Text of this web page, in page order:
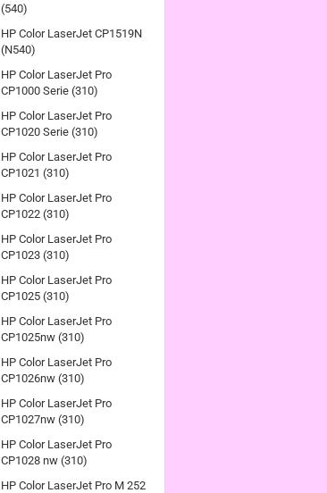
(540)
HP Color LaserJet CP1519N
(N540)
HP Color LaserJet Pro
CP1000 Serie (310)
HP Color LaserJet Pro
CP1020 Serie (310)
HP Color LaserJet Pro
CP1021 (310)
HP Color LaserJet Pro
CP1022 (310)
HP Color LaserJet Pro
CP1023 (310)
HP Color LaserJet Pro
CP1025 (310)
HP Color LaserJet Pro
CP1025nw (310)
HP Color LaserJet Pro
CP1026nw (310)
HP Color LaserJet Pro
CP1027nw (310)
HP Color LaserJet Pro
CP1028 nw (310)
HP Color LaserJet Pro M 252